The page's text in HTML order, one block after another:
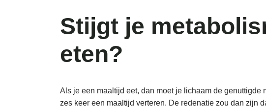
Stijgt je
eten?
Als je een maaltijd eet, dan moet je lichaam de
zes keer een maaltijd verteren. De redenatie zou dan zijn